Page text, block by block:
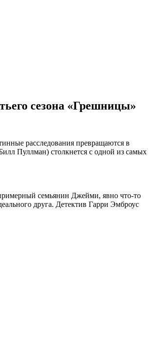
сезона «Грешницы»
расследования превращаются в
Пуллман) столкнется с одной из самых
семьянин Джейми, явно что-то
друга. Детектив Гарри Эмброус